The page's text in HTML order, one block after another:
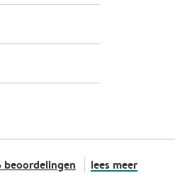
beoordelingen lees meer